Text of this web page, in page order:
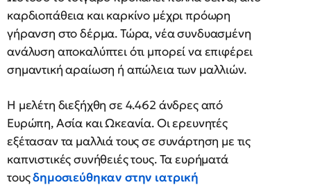
καρδιοπάθεια και καρκίνο μέχρι πρόωρη
γήρανση στο δέρμα. Τώρα, νέα συνδυασμένη
ανάλυση αποκαλύπτει ότι μπορεί να επιφέρει
σημαντική αραίωση ή απώλεια των μαλλιών.
Η μελέτη διεξήχθη σε 4.462 άνδρες από
Ευρώπη, Ασία και Ωκεανία. Οι ερευνητές
εξέτασαν τα μαλλιά τους σε συνάρτηση με τις
καπνιστικές συνήθειές τους. Τα ευρήματά
τουςδημοσιεύθηκαν στην ιατρική